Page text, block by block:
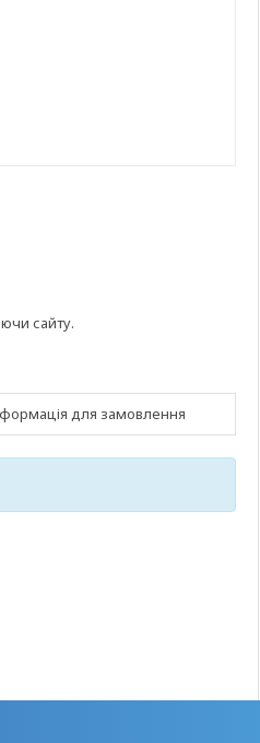
сайту.
для замовлення